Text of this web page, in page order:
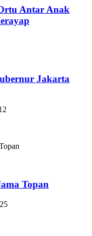
Antar Anak
Jakarta
Topan